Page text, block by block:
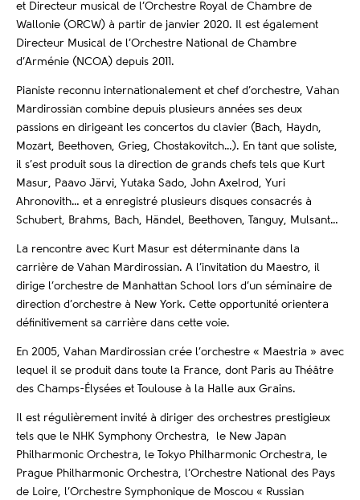
et Directeur musical de l’Orchestre Royal de Chambre de
Wallonie (ORCW) à partir de janvier 2020. Il est également
Directeur Musical de l’Orchestre National de Chambre
d’Arménie (NCOA) depuis 2011.
Pianiste reconnu internationalement et chef d’orchestre, Vahan
Mardirossian combine depuis plusieurs années ses deux
passions en dirigeant les concertos du clavier (Bach, Haydn,
Mozart, Beethoven, Grieg, Chostakovitch…). En tant que soliste,
il s’est produit sous la direction de grands chefs tels que Kurt
Masur, Paavo Järvi, Yutaka Sado, John Axelrod, Yuri
Ahronovith… et a enregistré plusieurs disques consacrés à
Schubert, Brahms, Bach, Händel, Beethoven, Tanguy, Mulsant…
La rencontre avec Kurt Masur est déterminante dans la
carrière de Vahan Mardirossian. A l’invitation du Maestro, il
dirige l’orchestre de Manhattan School lors d’un séminaire de
direction d’orchestre à New York. Cette opportunité orientera
définitivement sa carrière dans cette voie.
En 2005, Vahan Mardirossian crée l’orchestre « Maestria » avec
lequel il se produit dans toute la France, dont Paris au Théâtre
des Champs-Élysées et Toulouse à la Halle aux Grains.
Il est régulièrement invité à diriger des orchestres prestigieux
tels que le NHK Symphony Orchestra, le New Japan
Philharmonic Orchestra, le Tokyo Philharmonic Orchestra, le
Prague Philharmonic Orchestra, l’Orchestre National des Pays
de Loire, l’Orchestre Symphonique de Moscou « Russian